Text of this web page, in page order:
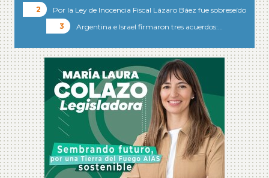
Por la Ley de Inocencia Fiscal Lázaro Báez fue sobreseído
Argentina e Israel firmaron tres acuerdos:…